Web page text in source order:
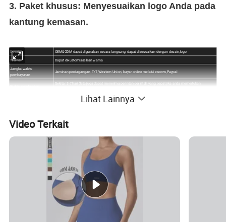
3. Paket khusus: Menyesuaikan logo Anda pada
kantung kemasan.
Desain
OEM&ODM dapat digunakan secara langsung, dapat disesuaikan dengan desain,logo
Warna
Dapat dikustomisasikan warna
Jangka waktu
pembayaran
Jaminan perdagangan, T/T, Western Union, bayar online melalui escrow,Paypal
Sekitar 3-7 hari (kita juga dapat menerima perintah-perintah yang cepat jika anda memerlukan
Pengemasan standar pabrik atau kemasan khusus, lalu karton keras luar
Memusik memberikan cakupan menyeluruh.
Tinggi,lembut, tanpa tali pinggang gali, tahan kontrol.
Pengalaman berjalan mulus sepanjang waktu.
Putar perlengkapan Anda ke dalam keluar saat mencuci;
cuci secara terpisah.Air kering atau turun, kering.
Sempurna untuk
Lihat Lainnya
Video Terkait